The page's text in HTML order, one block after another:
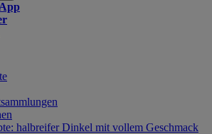
halbreifer Dinkel mit vollem Geschmack